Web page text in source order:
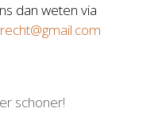
dan weten via
schoner!